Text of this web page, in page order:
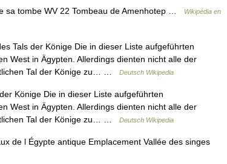
sa tombe WV 22 Tombeau de Amenhotep …
Wikipédia en
Tals der Könige Die in dieser Liste aufgeführten
West in Ägypten. Allerdings dienten nicht alle der
Tal der Könige zu… …
Deutsch Wikipedia
Könige Die in dieser Liste aufgeführten
West in Ägypten. Allerdings dienten nicht alle der
Tal der Könige zu… …
Deutsch Wikipedia
de l Égypte antique Emplacement Vallée des singes